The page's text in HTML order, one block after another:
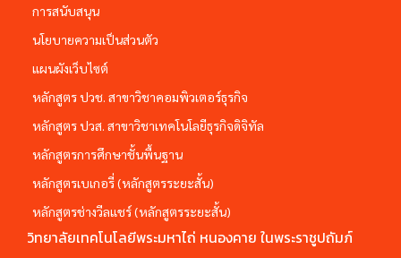
การสนับสนุน
นโยบายความเป็นส่วนตัว
แผนผังเว็บไซต์
หลักสูตร ปวช. สาขาวิชาคอมพิวเตอร์ธุรกิจ
หลักสูตร ปวส. สาขาวิชาเทคโนโลยีธุรกิจดิจิทัล
หลักสูตรการศึกษาชั้นพื้นฐาน
หลักสูตรเบเกอรี่ (หลักสูตรระยะสั้น)
หลักสูตรช่างวีลแชร์ (หลักสูตรระยะสั้น)
วิทยาลัยเทคโนโลยีพระมหาไถ่ หนองคาย ในพระราชูปถัมภ์